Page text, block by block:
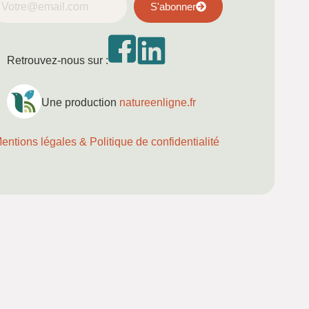
S'abonner
Retrouvez-nous sur :
Une production natureenligne.fr
légales & Politique de confidentialité